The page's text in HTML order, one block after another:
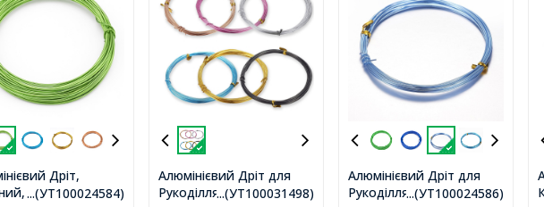
...(УТ100024584)
Дріт,
0.8мм, близько
...(УТ100031498)
Алюмінієвий Дріт для
Рукоділля 1мм/5м, Мікс 6
...(УТ100024586)
Алюмінієвий Дріт для
Рукоділля 1мм/10м,